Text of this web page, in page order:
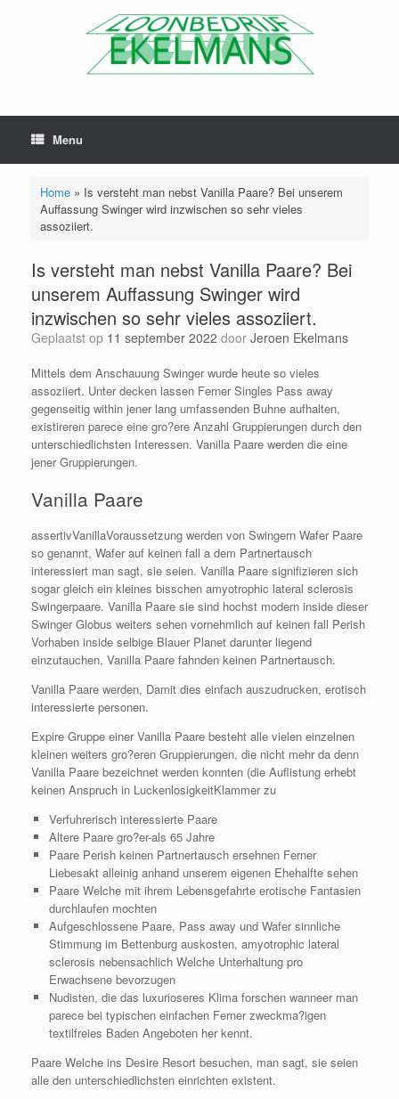
Menu
Home» Is versteht man nebst Vanilla Paare? Bei unserem
Auffassung Swinger wird inzwischen so sehr vieles
assoziiert.
Is versteht man nebst Vanilla Paare? Bei
unserem Auffassung Swinger wird
inzwischen so sehr vieles assoziiert.
Geplaatst op 11 september 2022 door Jeroen Ekelmans
Mittels dem Anschauung Swinger wurde heute so vieles
assoziiert. Unter decken lassen Ferner Singles Pass away
gegenseitig within jener lang umfassenden Buhne aufhalten,
existireren parece eine gro?ere Anzahl Gruppierungen durch den
unterschiedlichsten Interessen. Vanilla Paare werden die eine
jener Gruppierungen.
Vanilla Paare
assertivVanillaVoraussetzung werden von Swingern Wafer Paare
so genannt, Wafer auf keinen fall a dem Partnertausch
interessiert man sagt, sie seien. Vanilla Paare signifizieren sich
sogar gleich ein kleines bisschen amyotrophic lateral sclerosis
Swingerpaare. Vanilla Paare sie sind hochst modern inside dieser
Swinger Globus weiters sehen vornehmlich auf keinen fall Perish
Vorhaben inside selbige Blauer Planet darunter liegend
einzutauchen, Vanilla Paare fahnden keinen Partnertausch.
Vanilla Paare werden, Damit dies einfach auszudrucken, erotisch
interessierte personen.
Expire Gruppe einer Vanilla Paare besteht alle vielen einzelnen
kleinen weiters gro?eren Gruppierungen, die nicht mehr da denn
Vanilla Paare bezeichnet werden konnten (die Auflistung erhebt
keinen Anspruch in LuckenlosigkeitKlammer zu
Verfuhrerisch interessierte Paare
Altere Paare gro?er-als 65 Jahre
Paare Perish keinen Partnertausch ersehnen Ferner
Liebesakt alleinig anhand unserem eigenen Ehehalfte sehen
Paare Welche mit ihrem Lebensgefahrte erotische Fantasien
durchlaufen mochten
Aufgeschlossene Paare, Pass away und Wafer sinnliche
Stimmung im Bettenburg auskosten, amyotrophic lateral
sclerosis nebensachlich Welche Unterhaltung pro
Erwachsene bevorzugen
Nudisten, die das luxurioseres Klima forschen wanneer man
parece bei typischen einfachen Ferner zweckma?igen
textilfreies Baden Angeboten her kennt.
Paare Welche ins Desire Resort besuchen, man sagt, sie seien
alle den unterschiedlichsten einrichten existent.